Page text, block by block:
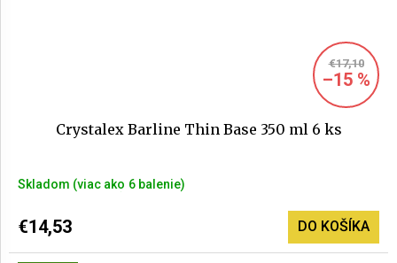
€17,10
–15 %
Crystalex Barline Thin Base 350 ml 6 ks
Skladom (>6 balenie)
€14,53 DO KOŠÍKA